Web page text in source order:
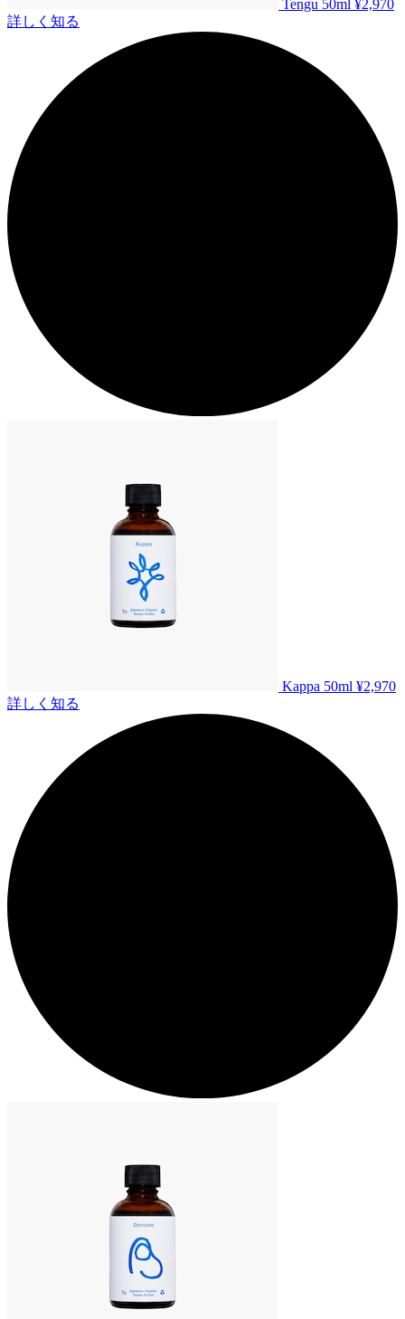
Tengu 50ml ¥2,970
詳しく知る
Kappa 50ml ¥2,970
詳しく知る